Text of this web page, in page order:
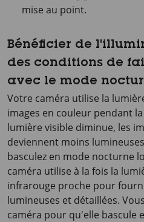
mise au point.
Bénéficier de
des conditions de
avec le mode
Votre caméra utilise la
images en couleur pendant
lumière visible diminue, les
deviennent moins
basculez en mode nocturne
caméra utilise à la fois la
infrarouge proche pour
lumineuses et détaillées.
caméra pour qu'elle bascule